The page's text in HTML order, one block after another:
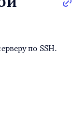
по SSH.